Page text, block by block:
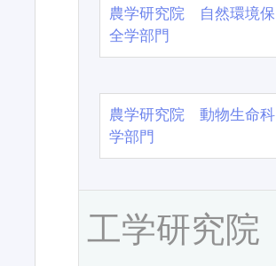
農学研究院 自然環境保
全学部門
農学研究院 動物生命科
学部門
工学研究院